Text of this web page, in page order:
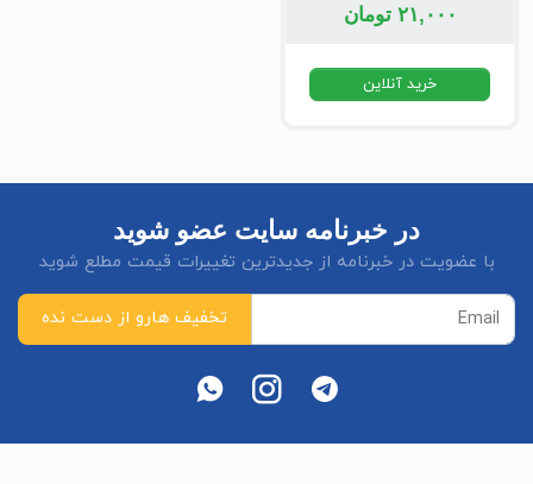
۲۱,۰۰۰ تومان
خرید آنلاین
در خبرنامه سایت عضو شوید
با عضویت در خبرنامه از جدیدترین تغییرات قیمت مطلع شوید